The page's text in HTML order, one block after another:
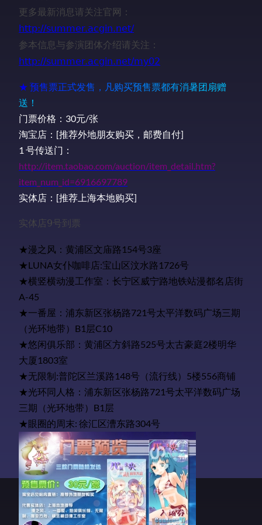
更多最新消息请关注官网：
http://summer.acgin.net/
参本信息与参演团体介绍请关注：
http://summer.acgin.net/my02
★ 预售票正式发售 ， 凡购买预售票都有消暑团扇赠
送 ！
门票价格：30元/张
淘宝店：[推荐外地朋友购买，邮费自付]
1 号传送门：
http://item.taobao.com/auction/item_detail.htm?
item_num_id=6916697789
实体店：[推荐上海本地购买]
实体店9号到票
★漫之风：黄浦区文庙路154号3座
★LUNA女仆咖啡店:宝山区汶水路1726号
★横竖横动漫工作室：长宁区威宁路地铁站漫都名店街
A-45
★一番屋：浦东新区张杨路721号太平洋数码广场三期
（光环地带）B1层C10
★悠闲俱乐部：黄浦区方斜路525号太古豪庭2楼明华
大厦1803室
★无限制:普陀区兰溪路148号（流行线）5楼556商铺
★光环同人格：浦东新区张杨路721号太平洋数码广场
三期（光环地带）B1层
★眼圈的周末: 徐汇区漕东路304号